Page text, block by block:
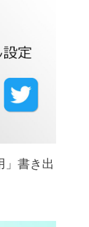
」書き出